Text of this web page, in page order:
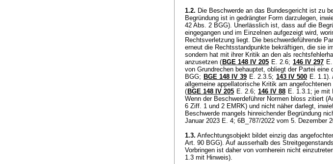
1.2. Die Beschwerde an das Bundesgericht ist zu
Begründung ist in gedrängter Form darzulegen,
42 Abs. 2 BGG). Unerlässlich ist, dass auf die
eingegangen und im Einzelnen aufgezeigt wird,
Rechtsverletzung liegt. Die beschwerdeführende
erneut die Rechtsstandpunkte bekräftigen, die sie
sondern hat mit ihrer Kritik an den als
anzusetzen ( BGE 148 IV 205 E. 2.6; 146 IV 297
von Grundrechen behauptet, obliegt der Partei eine
BGG; BGE 148 IV 39 E. 2.3.5; 143 IV 500 E. 1.1).
allgemeine appellatorische Kritik am
( BGE 148 IV 205 E. 2.6; 146 IV 88 E. 1.3.1; je mit
Wenn der Beschwerdeführer Normen bloss zitiert (
6 Ziff. 1 und 2 EMRK) und nicht näher darlegt,
Beschwerde mangels hinreichender Begründung
Januar 2023 E. 4; 6B_787/2022 vom 5. Dezember
1.3. Anfechtungsobjekt bildet einzig das
Art. 90 BGG). Auf ausserhalb des
Vorbringen ist daher von vornherein nicht
1.3 mit Hinweis).